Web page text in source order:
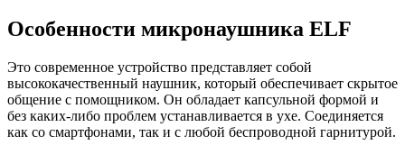
Особенности микронаушника ELF
Это современное устройство представляет собой
высококачественный наушник, который обеспечивает скрытое
общение с помощником. Он обладает капсульной формой и
без каких-либо проблем устанавливается в ухе. Соединяется
как со смартфонами, так и с любой беспроводной гарнитурой.